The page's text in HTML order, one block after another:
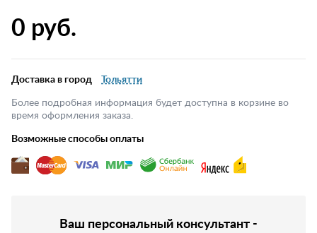
0 руб.
Доставка в город Тольятти
Более подробная информация будет доступна в корзине во
время оформления заказа.
Возможные способы оплаты
Ваш персональный консультант -